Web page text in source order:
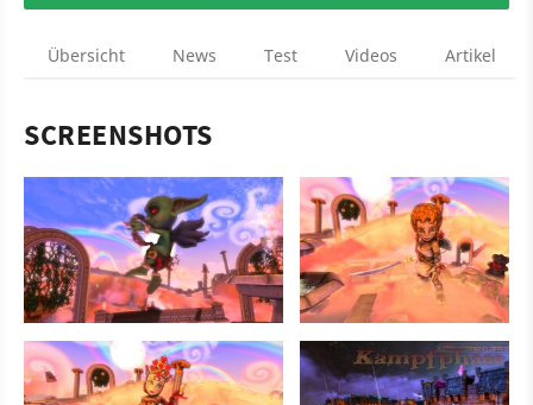
Übersicht News Test Videos Artikel
SCREENSHOTS